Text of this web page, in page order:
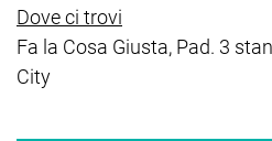
Dove ci trovi
Fa la Cosa Giusta, Pad. 3
City